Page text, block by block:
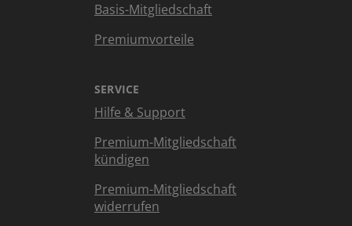
Basis-Mitgliedschaft
Premiumvorteile
SERVICE
Hilfe & Support
Premium-Mitgliedschaft
kündigen
Premium-Mitgliedschaft
widerrufen